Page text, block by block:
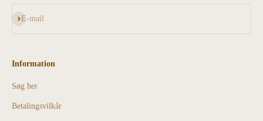
E-mail
Abonnér
Information
Søg her
Betalingsvilkår